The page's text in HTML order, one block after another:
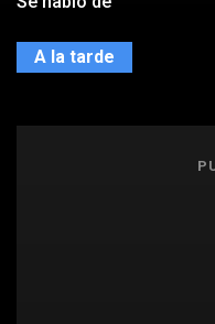
A la tarde